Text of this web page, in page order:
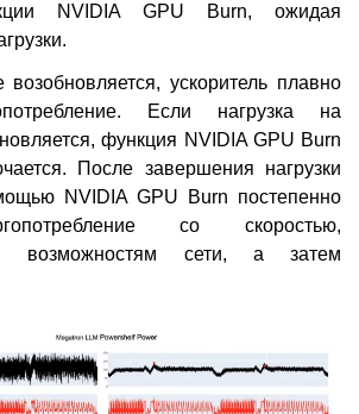
NVIDIA GPU Burn, ожидая
возобновляется, ускоритель плавно
Если нагрузка на
функция NVIDIA GPU Burn
После завершения нагрузки
NVIDIA GPU Burn постепенно
со скоростью,
возможностям сети, а затем